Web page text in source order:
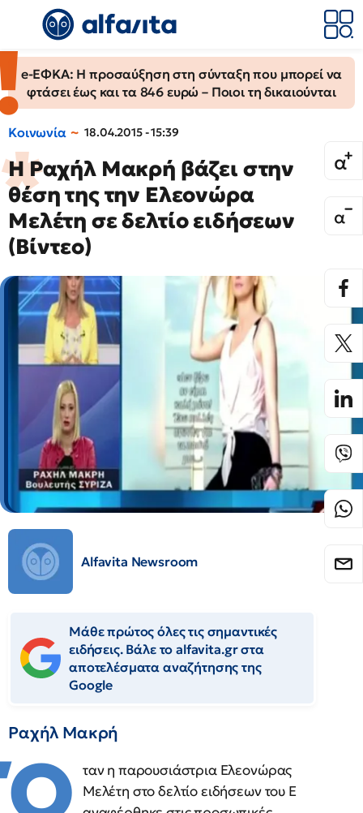
e-ΕΦΚΑ: Η προσαύξηση στη σύνταξη που μπορεί να
φτάσει έως και τα 846 ευρώ – Ποιοι τη δικαιούνται
Κοινωνία 18.04.2015 - 15:39
Η Ραχήλ Μακρή βάζει στην
θέση της την Ελεονώρα
Μελέτη σε δελτίο ειδήσεων
(Βίντεο)
Alfavita Newsroom
Μάθε πρώτος όλες τις σημαντικές
ειδήσεις. Βάλε το alfavita.gr στα
αποτελέσματα αναζήτησης της
Google
Ραχήλ Μακρή
ταν η παρουσιάστρια Ελεονώρας
Μελέτη στο δελτίο ειδήσεων του Ε